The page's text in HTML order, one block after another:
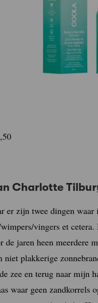
Charlotte
er zijn twee dingen
vingers et
jaren heen meerdere
plakkerige
zee en terug naar mijn
waar geen